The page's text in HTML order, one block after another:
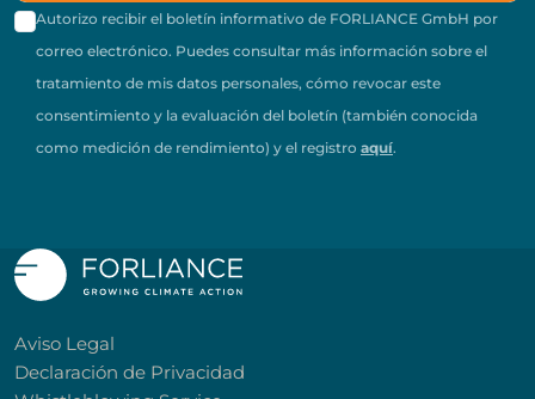
Autorizo recibir el boletín informativo de FORLIANCE GmbH por
correo electrónico. Puedes consultar más información sobre el
tratamiento de mis datos personales, cómo revocar este
consentimiento y la evaluación del boletín (también conocida
como medición de rendimiento) y el registro aquí.
Aviso Legal
Declaración de Privacidad